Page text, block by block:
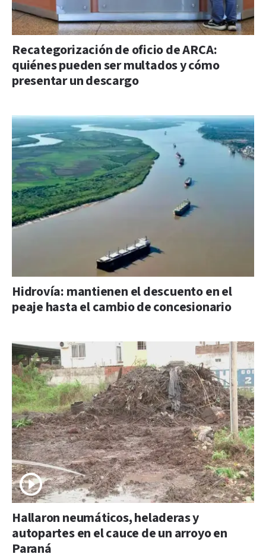
Recategorización de oficio de ARCA:
quiénes pueden ser multados y cómo
presentar un descargo
Hidrovía: mantienen el descuento en el
peaje hasta el cambio de concesionario
Hallaron neumáticos, heladeras y
autopartes en el cauce de un arroyo en
Paraná